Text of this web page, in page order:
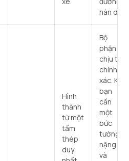
hàn dài.
Hình
thành
từ một
tấm
thép
duy
Bộ
phận
chịu tải
chính
xác. Khi
bạn
cần
một
bức
tường
nặng
và